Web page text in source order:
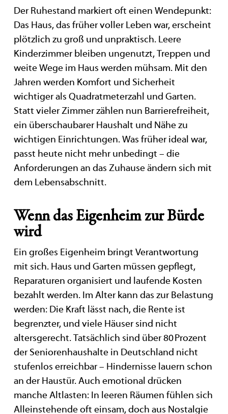
Der Ruhestand markiert oft einen Wendepunkt:
Das Haus, das früher voller Leben war, erscheint
plötzlich zu groß und unpraktisch. Leere
Kinderzimmer bleiben ungenutzt, Treppen und
weite Wege im Haus werden mühsam. Mit den
Jahren werden Komfort und Sicherheit
wichtiger als Quadratmeterzahl und Garten.
Statt vieler Zimmer zählen nun Barrierefreiheit,
ein überschaubarer Haushalt und Nähe zu
wichtigen Einrichtungen. Was früher ideal war,
passt heute nicht mehr unbedingt – die
Anforderungen an das Zuhause ändern sich mit
dem Lebensabschnitt.
Wenn das Eigenheim zur Bürde
wird
Ein großes Eigenheim bringt Verantwortung
mit sich. Haus und Garten müssen gepflegt,
Reparaturen organisiert und laufende Kosten
bezahlt werden. Im Alter kann das zur Belastung
werden: Die Kraft lässt nach, die Rente ist
begrenzter, und viele Häuser sind nicht
altersgerecht. Tatsächlich sind über 80 Prozent
der Seniorenhaushalte in Deutschland nicht
stufenlos erreichbar – Hindernisse lauern schon
an der Haustür. Auch emotional drücken
manche Altlasten: In leeren Räumen fühlen sich
Alleinstehende oft einsam, doch aus Nostalgie